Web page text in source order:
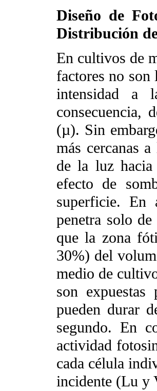
Diseño de
Distribución
En cultivos de
factores no
intensidad a
consecuencia,
(µ). Sin
más cercanas
de la luz
efecto de
superficie. En
penetra solo
que la zona
30%) del
medio de
son
pueden durar
segundo. En
actividad
cada célula
incidente (Lu y